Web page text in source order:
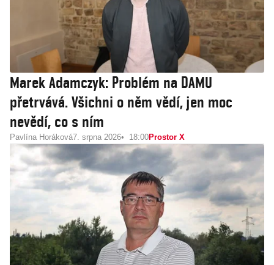
Marek Adamczyk: Problém na DAMU
přetrvává. Všichni o něm vědí, jen moc
nevědí, co s ním
Pavlína Horáková7. srpna 2026 18:00Prostor X